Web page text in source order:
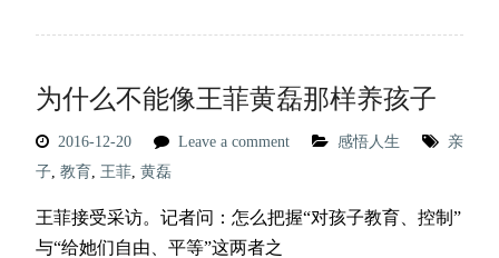
为什么不能像王菲黄磊那样养孩子
2016-12-20 Leave a comment 感悟人生
亲
子, 教育, 王菲, 黄磊
王菲接受采访。记者问：怎么把握“对孩子教育、控制”
与“给她们自由、平等”这两者之